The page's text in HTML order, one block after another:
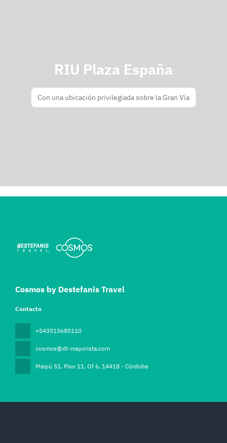
RIU Plaza España
Con una ubicación privilegiada sobre la Gran Vía
Cosmos by Destefanis Travel
Contacto
+543515685110
cosmos@dt-mayorista.com
Maipú 51. Piso 11. Of 6, 14418 - Córdoba